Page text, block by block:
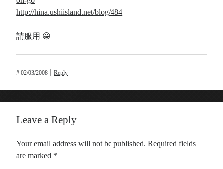
http://hina.ushiisland.net/blog/484
請服用 😀
#02/03/2008 Reply
Leave a Reply
Your email address will not be published. Required fields
are marked *